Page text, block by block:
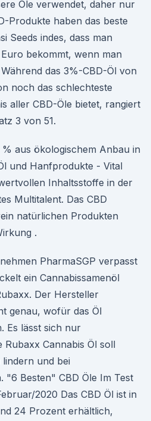
Öle verwendet, daher nur
Produkte haben das beste
Seeds indes, dass man
bekommt, wenn man
das 3%-CBD-Öl von
noch das schlechteste
aller CBD-Öle bietet, rangiert
3 von 51.
% aus ökologischem Anbau in
und Hanfprodukte - Vital
Inhaltsstoffe in der
Multitalent. Das CBD
natürlichen Produkten
.
PharmaSGP verpasst
ein Cannabissamenöl
Der Hersteller
genau, wofür das Öl
Es lässt sich nur
Cannabis Öl soll
und bei
"6 Besten" CBD Öle Im Test
2020 Das CBD Öl ist in
24 Prozent erhältlich,